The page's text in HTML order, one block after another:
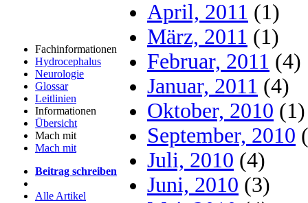
Fachinformationen
Hydrocephalus
Neurologie
Glossar
Leitlinien
Informationen
Übersicht
Mach mit
Mach mit
Beitrag schreiben
Alle Artikel
April, 2011 (1)
März, 2011 (1)
Februar, 2011 (4)
Januar, 2011 (4)
Oktober, 2010 (1)
September, 2010
Juli, 2010 (4)
Juni, 2010 (3)